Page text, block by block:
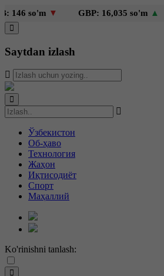
▼ GBP: 16,035 so'm▲
Saytdan izlash
Ўзбекистон
Об-ҳаво
Технология
Жаҳон
Иқтисодиёт
Спорт
Маҳаллий
Ko'rinishni tanlash: